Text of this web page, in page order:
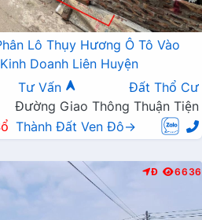
Lô Thụy Hương Ô Tô Vào
Doanh Liên Huyện
Tư Vấn
Đất Thổ Cư
Đường Giao Thông Thuận Tiện
Thành Đất Ven Đô→
Đ 6636